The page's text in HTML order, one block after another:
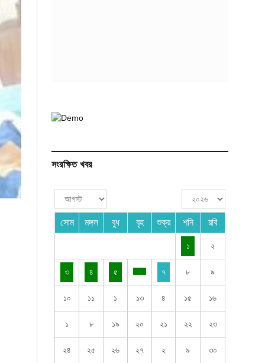
সংরক্ষিত খবর
সোম মঙ্গল বুধ বৃহ শুক্র শনি রবি
১ ২
৩ ৪ ৫ ৭ ৮ ৯
১০ ১১ ১ ১৩ ৪ ১৫ ১৬
১ ৮ ১৯ ২০ ২১ ২২ ২৩
২৪ ২৫ ২৬ ২৭ ২ ৯ ৩০